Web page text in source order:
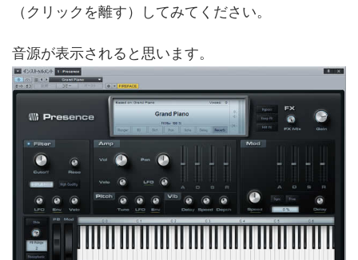
（クリックを離す）してみてください。
音源が表示されると思います。